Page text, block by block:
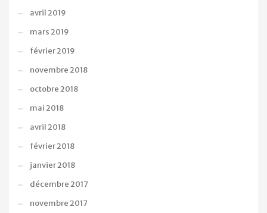
avril 2019
mars 2019
février 2019
novembre 2018
octobre 2018
mai 2018
avril 2018
février 2018
janvier 2018
décembre 2017
novembre 2017